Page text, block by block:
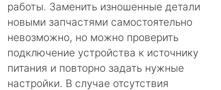
работы. Заменить изношенные детали
новыми запчастями самостоятельно
невозможно, но можно проверить
подключение устройства к источнику
питания и повторно задать нужные
настройки. В случае отсутствия